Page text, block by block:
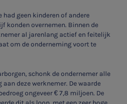
had geen kinderen of andere
konden overnemen. Binnen de
al jarenlang actief en feitelijk
om de onderneming voort te
schonk de ondernemer alle
deze werknemer. De waarde
ongeveer € 7,8 miljoen. De